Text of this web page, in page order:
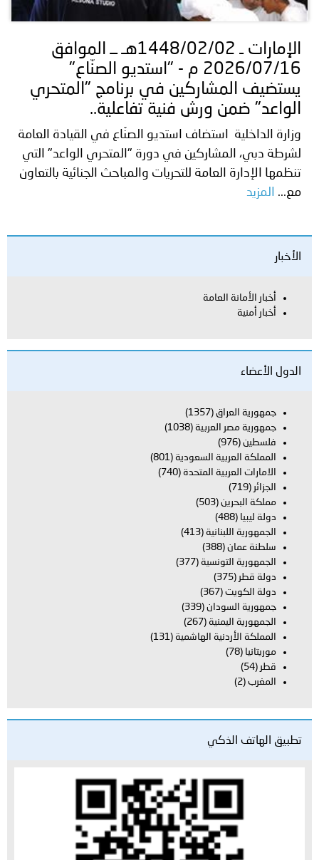
الإمارات ـ 1448/02/02هـ ــ الموافق
2026/07/16 م - "استديو الصنّاع"
يستضيف المشاركين في برنامج "المتحري
الواعد" ضمن ورش فنية تفاعلية..
وزارة الداخلية استضاف استديو الصنّاع في القيادة العامة
لشرطة دبي، المشاركين في دورة "المتحري الواعد" التي
تنظمها الإدارة العامة للتحريات والمباحث الجنائية بالتعاون
مع...
المزيد
الأخبار
أخبار الأمانة العامة
أخبار أمنية
الدول الأعضاء
جمهورية العراق (1357)
جمهورية مصر العربية (1038)
فلسطين (976)
المملكة العربية السعودية (801)
الامارات العربية المتحدة (740)
الجزائر (719)
مملكة البحرين (503)
دولة ليبيا (488)
الجمهورية اللبنانية (413)
سلطنة عمان (388)
الجمهورية التونسية (377)
دولة قطر (375)
دولة الكويت (367)
جمهورية السودان (339)
الجمهورية اليمنية (267)
المملكة الأردنية الهاشمية (131)
موريتانيا (78)
قطر (54)
المغرب (2)
تطبيق الهاتف الذكي